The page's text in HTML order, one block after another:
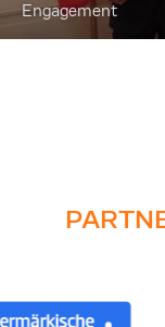
Engagement